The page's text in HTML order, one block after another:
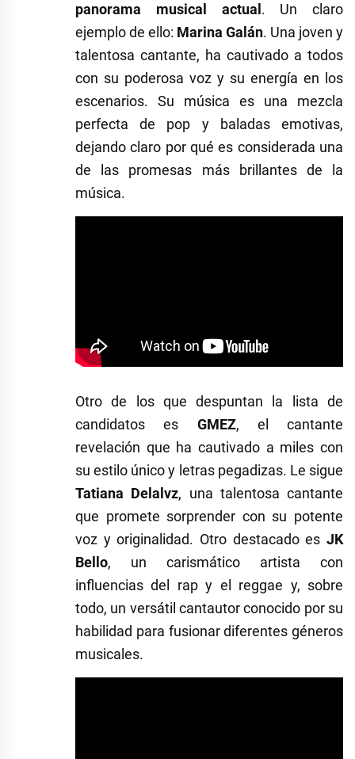
panorama musical actual . Un claro
ejemplo de ello: Marina Galán. Una joven y
talentosa cantante, ha cautivado a todos
con su poderosa voz y su energía en los
escenarios. Su música es una mezcla
perfecta de pop y baladas emotivas,
dejando claro por qué es considerada una
de las promesas más brillantes de la
música.
Otro de los que despuntan la lista de
candidatos es GMEZ, el cantante
revelación que ha cautivado a miles con
su estilo único y letras pegadizas. Le sigue
Tatiana Delalvz, una talentosa cantante
que promete sorprender con su potente
voz y originalidad. Otro destacado es JK
Bello, un carismático artista con
influencias del rap y el reggae y, sobre
todo, un versátil cantautor conocido por su
habilidad para fusionar diferentes géneros
musicales.